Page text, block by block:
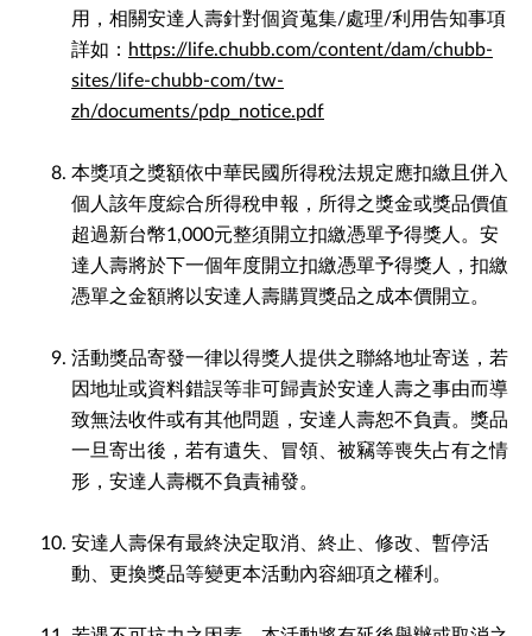
用，相關安達人壽針對個資蒐集/處理/利用告知事項
詳如： https://life.chubb.com/content/dam/chubb-
sites/life-chubb-com/tw-
zh/documents/pdp_notice.pdf
本獎項之獎額依中華民國所得稅法規定應扣繳且併入
個人該年度綜合所得稅申報，所得之獎金或獎品價值
超過新台幣1,000元整須開立扣繳憑單予得獎人。安
達人壽將於下一個年度開立扣繳憑單予得獎人，扣繳
憑單之金額將以安達人壽購買獎品之成本價開立。
活動獎品寄發一律以得獎人提供之聯絡地址寄送，若
因地址或資料錯誤等非可歸責於安達人壽之事由而導
致無法收件或有其他問題，安達人壽恕不負責。獎品
一旦寄出後，若有遺失、冒領、被竊等喪失占有之情
形，安達人壽概不負責補發。
安達人壽保有最終決定取消、終止、修改、暫停活
動、更換獎品等變更本活動內容細項之權利。